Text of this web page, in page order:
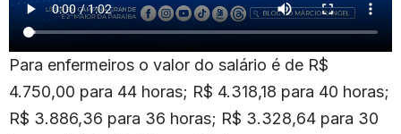
Para enfermeiros o valor do salário é de R$
4.750,00 para 44 horas; R$ 4.318,18 para 40 horas;
R$ 3.886,36 para 36 horas; R$ 3.328,64 para 30